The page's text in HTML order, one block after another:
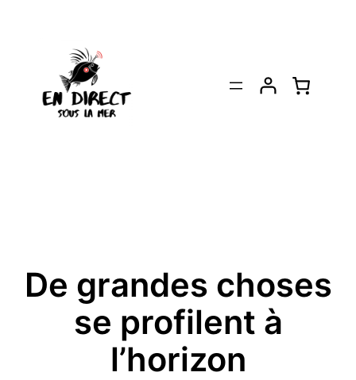
De grandes choses
se profilent à
l’horizon